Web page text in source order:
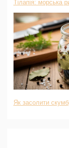
Тілапія: морська
Як засолити